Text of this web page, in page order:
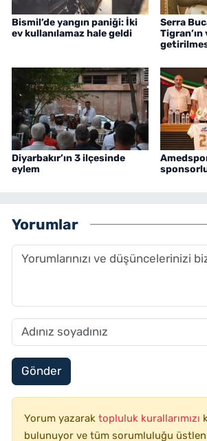
Bismil’de yangın paniği: İki
ev kullanılamaz hale geldi
Serra
Diyarbakır’ın 3 ilçesinde
eylem
Yorumlar
Gönder
Yorum yazarak topluluk kurallarımızı
bulunuyor ve tüm sorumluluğu